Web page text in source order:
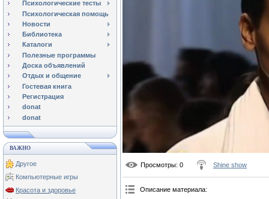
Психологические тесты
Психологическая помощь
Новости
Библиотека
Каталоги
Полезные программы
Доска объявлений
Отдых и общение
Гостевая книга
Регистрация
donat
donat
ВАЖНО
Другое
Компьютерные игры
Красота и здоровье
Просмотры: 0 Shine show
Описание материала: